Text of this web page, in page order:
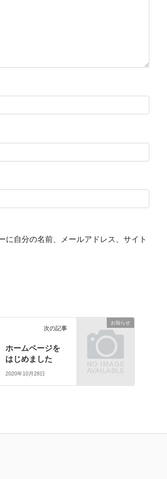
に自分の名前、メールアドレス、サイト
お知らせ
次の記事
ホームページを
はじめました
2020年10月28日